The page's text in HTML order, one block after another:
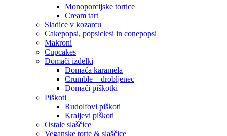
Monoporcijske tortice
Cream tart
Sladice v kozarcu
Cakepopsi, popsiclesi in conepopsi
Makroni
Cupcakes
Domači izdelki
Domača karamela
Crumble – drobljenec
Domači piškotki
Piškoti
Rudolfovi piškoti
Kraljevi piškoti
Ostale slaščice
Veganske torte & slaščice